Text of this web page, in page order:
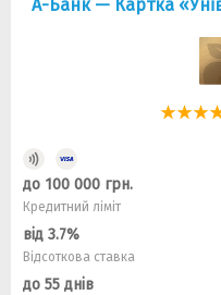
А-Банк — Картка
до 100 000 грн.
Кредитний ліміт
від 3.7%
Відсоткова ставка
до 55 днів